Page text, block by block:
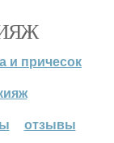
и причесок
отзывы